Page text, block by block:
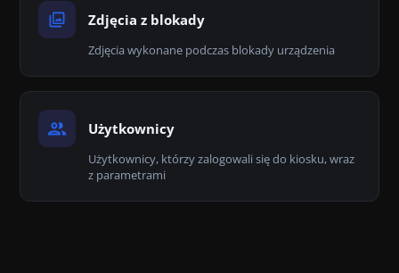
Zdjęcia z blokady
Zdjęcia wykonane podczas blokady urządzenia
Użytkownicy
Użytkownicy, którzy zalogowali się do kiosku, wraz
z parametrami